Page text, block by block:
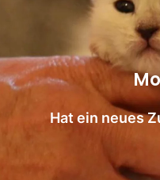
Hat ein neues